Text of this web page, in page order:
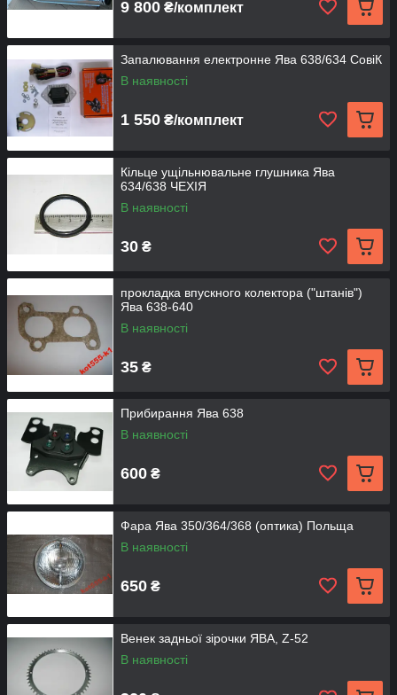
9 800 ₴/комплект
Запалювання електронне Ява 638/634 СовіК
В наявності
1 550 ₴/комплект
Кільце ущільнювальне глушника Ява
634/638 ЧЕХІЯ
В наявності
30 ₴
прокладка впускного колектора ("штанів")
Ява 638-640
В наявності
35 ₴
Прибирання Ява 638
В наявності
600 ₴
Фара Ява 350/364/368 (оптика) Польща
В наявності
650 ₴
Венек задньої зірочки ЯВА, Z-52
В наявності